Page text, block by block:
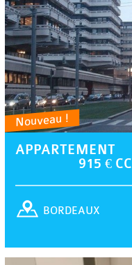
Nouveau !
APPARTEMENT
915 € CC
BORDEAUX